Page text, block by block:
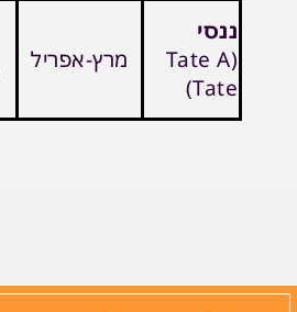
ננסי
(Tate A
Tate)
מרץ-אפריל